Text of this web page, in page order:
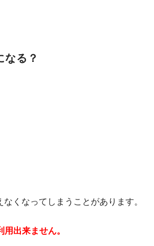
なる？
くなってしまうことがあります。
出来ません。